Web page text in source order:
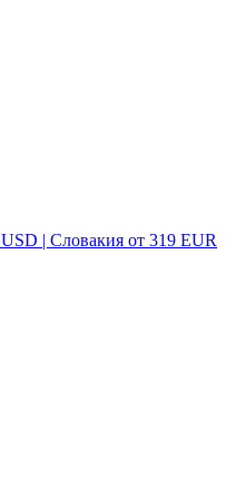
| Словакия от 319 EUR